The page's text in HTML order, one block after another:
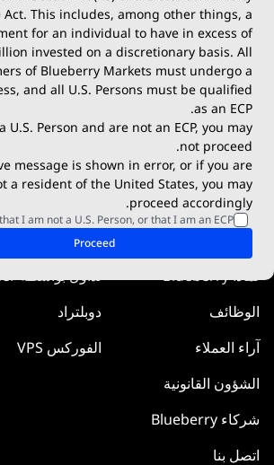
Act. This includes, among other things, a
for an individual to have in excess of
invested on a discretionary basis. All
of Blueberry Markets must undergo a
and all U.S. Persons must be qualified
as an ECP.
U.S. Person and are not an ECP, you may
not proceed.
message is shown in error, or if you are
a resident of the United States, you may
proceed accordingly.
I am not a U.S. Person, or that I am an ECP.
Proceed
الإيداع والسحب
شروط التداول
Blueberry بريميوم
TradingView
Blueberry X
WebTrader
Blueberry Social
cTrader
Blueberry Pulse
لماذا Blueberry
الوظائف
آراء العملاء
الشؤون القانونية
شركاء Blueberry
اتصل بنا
مركز المعرفة
تداول بواسطة MetaTrader
دوبلتراد
الفوركس VPS